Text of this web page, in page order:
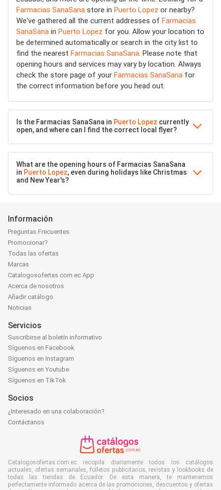
Farmacias SanaSana store in Puerto Lopez or nearby?
We've gathered all the current addresses of Farmacias
SanaSana in Puerto Lopez for you. Allow your location to
be determined automatically or search in the city list to
find the nearest Farmacias SanaSana. Please note that
opening hours and services may vary by location. Always
check the store page of your Farmacias SanaSana for
the correct information before you head out.
Is the Farmacias SanaSana in Puerto Lopez currently
open, and where can I find the correct local flyer?
What are the opening hours of Farmacias SanaSana
in Puerto Lopez, even during holidays like Christmas
and New Year's?
Información
Preguntas Frecuentes
Promocionar?
Todas las ofertas
Marcas
Catalogosofertas.com.ec App
Acerca de nosotros
Añadir catálogo
Noticias
Servicios
Suscribirse al boletín informativo
Síguenos en Facebook
Síguenos en Instagram
Síguenos en Youtube
Síguenos en TikTok
Socios
¿Interesado en una colaboración?
Contáctanos
Catalogosofertas.com.ec recopila diariamente todos los catálogos
actuales, ofertas semanales, folletos publicitarios, revistas y lookbooks de
todas las tiendas de Ecuador. De esta manera, te mantenemos
perfectamente informado acerca de las promociones, descuentos y ofertas